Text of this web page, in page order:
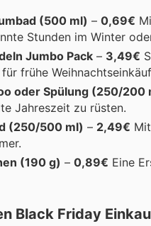
(500 ml) – 0,69€
Stunden im Winter
Jumbo Pack – 3,49€
frühe
oder Spülung (250/200
Jahreszeit zu rüsten.
(250/500 ml) – 2,49€
(190 g) – 0,89€ Eine
Black Friday